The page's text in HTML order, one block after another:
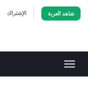
الإشتراك شاهد العربة
تبديل
التنقل